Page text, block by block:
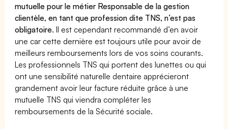
mutuelle pour le métier Responsable de la gestion
clientèle, en tant que profession dite TNS, n’est pas
obligatoire.Il est cependant recommandé d’en avoir
une car cette dernière est toujours utile pour avoir de
meilleurs remboursements lors de vos soins courants.
Les professionnels TNS qui portent des lunettes ou qui
ont une sensibilité naturelle dentaire apprécieront
grandement avoir leur facture réduite grâce à une
mutuelle TNS qui viendra compléter les
remboursements de la Sécurité sociale.